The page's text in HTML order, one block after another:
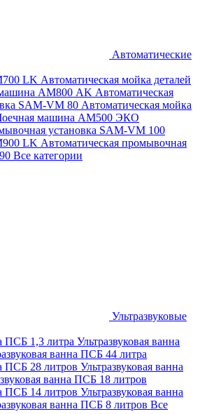
Автоматические
LK Автоматическая мойка деталей
АМ800 AK Автоматическая
SAM-VM 80 Автоматическая мойка
машина АМ500 ЭКО
установка SAM-VM 100
LK Автоматическая промывочная
Все категории
Ультразвуковые
ПСБ 1,3 литра Ультразвуковая ванна
ванна ПСБ 44 литра
ПСБ 28 литров Ультразвуковая ванна
ванна ПСБ 18 литров
ПСБ 14 литров Ультразвуковая ванна
ванна ПСБ 8 литров Все